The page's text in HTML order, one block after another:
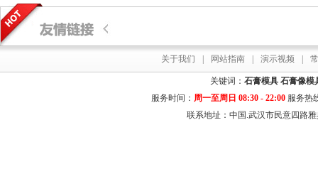
关于我们 网站指南 演示视频
关键词： 石膏模具 石膏像模
服务时间： 周一至周日 08:30 - 22:00服务热
联系地址：中国.武汉市民意四路雅